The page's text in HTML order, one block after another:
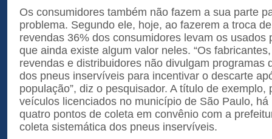
Os consumidores também não fazem a sua parte
problema. Segundo ele, hoje, ao fazerem a troca
revendas 36% dos consumidores levam os usados
que ainda existe algum valor neles. “Os
revendas e distribuidores não divulgam programas
dos pneus inservíveis para incentivar o descarte
população”, diz o pesquisador. A título de exemplo,
veículos licenciados no município de São Paulo,
quatro pontos de coleta em convênio com a
coleta sistemática dos pneus inservíveis.